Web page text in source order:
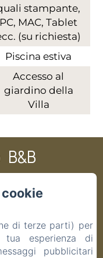
stampante,
PC, MAC, Tablet
(su richiesta)
Piscina estiva
Accesso al
giardino della
Villa
DATI
di terze parti) per
tua esperienza di
pubblicitari